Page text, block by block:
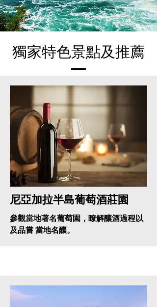
獨家​特色景點及推薦
尼亞加拉半島葡萄酒莊園
參觀當地著名葡萄園，瞭解釀酒過程以
及品嘗 當地名釀。